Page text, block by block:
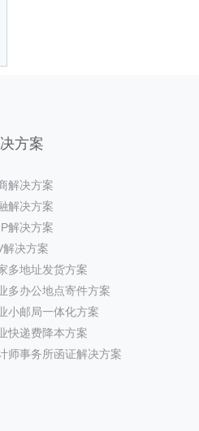
方案
解决方案
解决方案
解决方案
解决方案
多地址发货方案
多办公地点寄件方案
小邮局一体化方案
快递费降本方案
师事务所函证解决方案